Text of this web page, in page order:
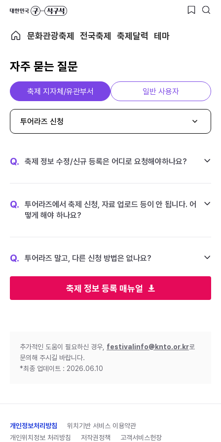
문화관광축제 전국축제 축제달력 테마
자주 묻는 질문
축제 정보 등록 매뉴얼
축제 지자체/유관부서 일반 사용자
투어라즈 신청
Q. 축제 정보 수정/신규 등록은 어디로 요청해야하나요?
Q.
투어라즈에서 축제 신청, 자료 업로드 등이 안 됩니다. 어
떻게 해야 하나요?
Q. 투어라즈 말고, 다른 신청 방법은 없나요?
추가적인 도움이 필요하신 경우, festivalinfo@knto.or.kr로
문의해 주시길 바랍니다.
*최종 업데이트 : 2026.06.10
개인정보처리방침
위치기반 서비스 이용약관
개인위치정보 처리방침
저작권정책 고객서비스헌장